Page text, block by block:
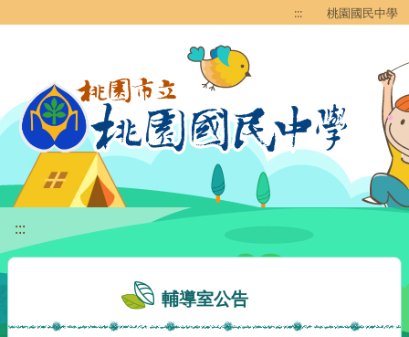
::: 桃園國民中學
:::
輔導室公告